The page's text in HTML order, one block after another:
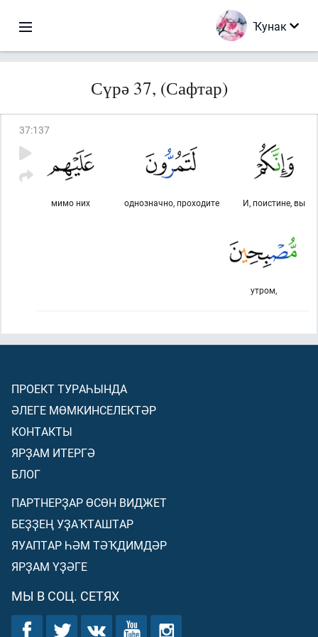
Ҡунак
Сүрә 37, (Сафтар)
37:137
И, поистине, вы
однозначно, проходите
мимо них
утром,
ПРОЕКТ ТУРАҺЫНДА
ӘЛЕГЕ МӨМКИНСЕЛЕКТӘР
КОНТАКТЫ
ЯРҘАМ ИТЕРГӘ
БЛОГ
ПАРТНЕРҘАР ӨСӨН ВИДЖЕТ
БЕҘҘЕҢ УҘАҠТАШТАР
ЯУАПТАР ҺӘМ ТӘҠДИМДӘР
ЯРҘАМ ҮҘӘГЕ
МЫ В СОЦ. СЕТЯХ